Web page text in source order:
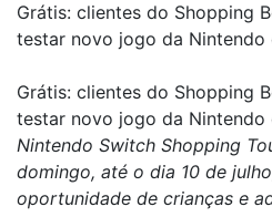
Grátis: clientes do Shopping
testar novo jogo da Nintendo
Grátis: clientes do Shopping
testar novo jogo da Nintendo
Nintendo Switch Shopping
domingo, até o dia 10 de
oportunidade de crianças e